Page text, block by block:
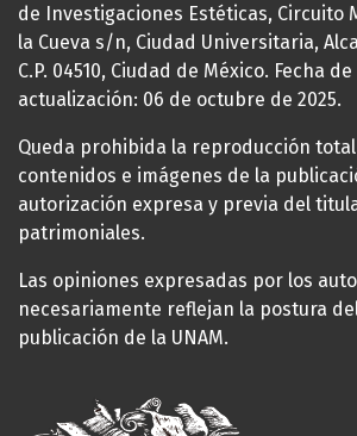
de Investigaciones Estéticas, Circuito
la Cueva s/n, Ciudad Universitaria,
C.P. 04510, Ciudad de México. Fecha
actualización: 06 de octubre de 2025.
Queda prohibida la reproducción
contenidos e imágenes de la
autorización expresa y previa del
patrimoniales.
Las opiniones expresadas por los
necesariamente reflejan la postura
publicación de la UNAM.